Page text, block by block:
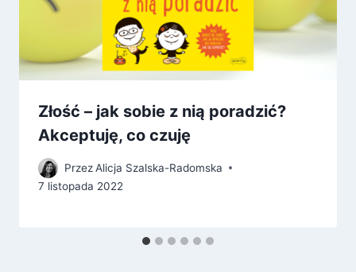
Złość – jak sobie z nią poradzić?
Akceptuję, co czuję
PrzezAlicja Szalska-Radomska
7 listopada 2022